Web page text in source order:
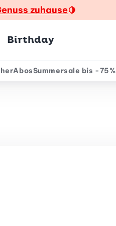
zuhause🍋
Birthday
AbosSummersale bis -75%